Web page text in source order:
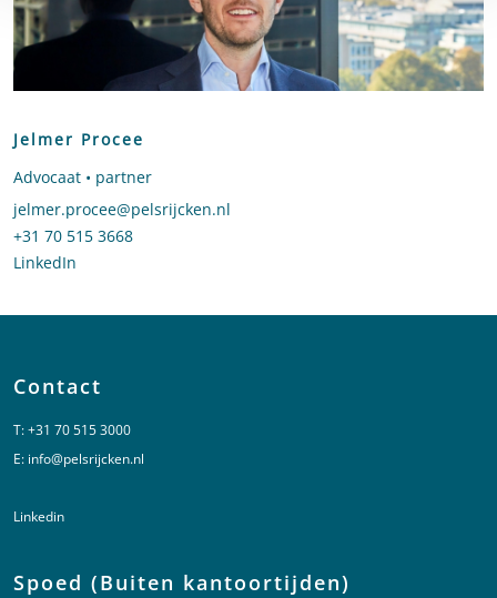
Jelmer Procee
Advocaat • partner
Stuur een e-mail naar Jelmer Procee
jelmer.procee@pelsrijcken.nl
Bel naar Jelmer Procee
+31 70 515 3668
LinkedIn
Contact
T:+31 70 515 3000
E: info@pelsrijcken.nl
Linkedin
Spoed (Buiten kantoortijden)